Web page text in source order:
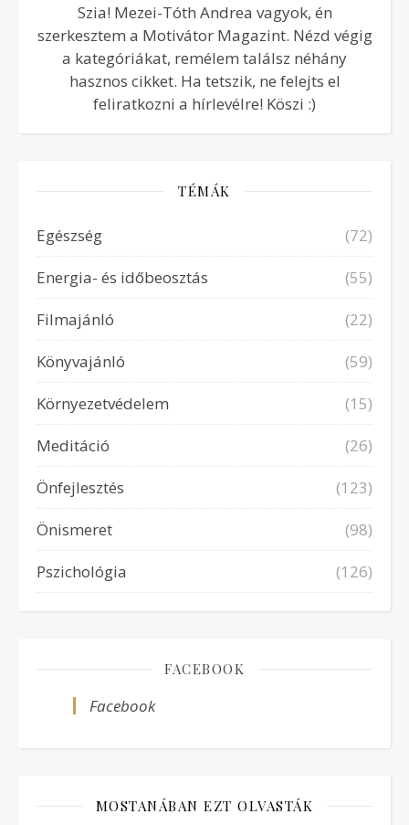
Szia! Mezei-Tóth Andrea vagyok, én
szerkesztem a Motivátor Magazint. Nézd végig
a kategóriákat, remélem találsz néhány
hasznos cikket. Ha tetszik, ne felejts el
feliratkozni a hírlevélre! Köszi :)
TÉMÁK
Egészség
(72)
Energia- és időbeosztás
(55)
Filmajánló
(22)
Könyvajánló
(59)
Környezetvédelem
(15)
Meditáció
(26)
Önfejlesztés
(123)
Önismeret
(98)
Pszichológia
(126)
FACEBOOK
Facebook
MOSTANÁBAN EZT OLVASTÁK